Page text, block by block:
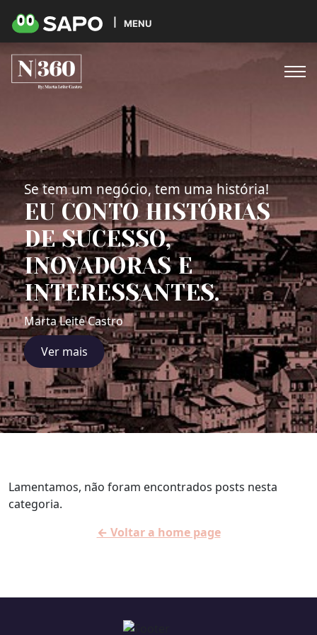
MENU
Se tem um negócio, tem uma história!
EU CONTO HISTÓRIAS
DE SUCESSO,
INOVADORAS E
INTERESSANTES.
Marta Leite Castro
Ver mais
Lamentamos, não foram encontrados posts nesta
categoria.
← Voltar a home page